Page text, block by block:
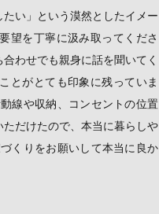
たい」という漠然としたイメー
望を丁寧に汲み取ってくださ
わせでも親身に話を聞いてく
とがとても印象に残っていま
線や収納、コンセントの位置
だけたので、本当に暮らしや
くりをお願いして本当に良か